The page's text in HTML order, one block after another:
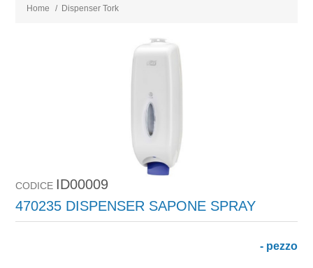
Home / Dispenser Tork
CODICE ID00009
470235 DISPENSER SAPONE SPRAY
- pezzo